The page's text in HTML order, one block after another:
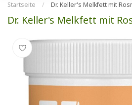
Startseite / Dr. Keller's Melkfett mit
Dr. Keller's Melkfett mit